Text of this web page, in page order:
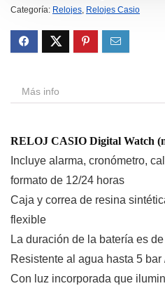
Categoría: Relojes, Relojes Casio
Más info
RELOJ CASIO Digital Watch
Incluye alarma, cronómetro,
formato de 12/24 horas
Caja y correa de resina
flexible
La duración de la batería es
Resistente al agua hasta 5 bar
Con luz incorporada que